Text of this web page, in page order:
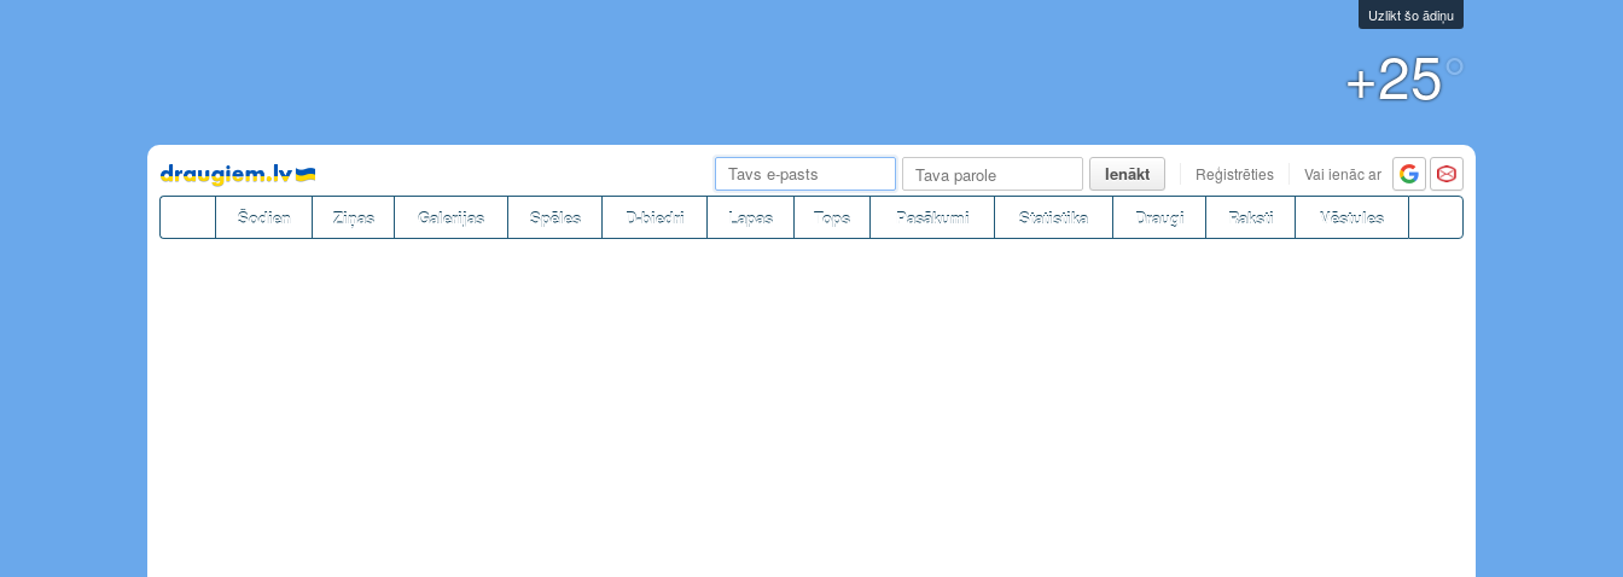
Uzlikt šo ādiņu
+25°
Pāriet
uz
saturu
Ienākt Reģistrēties Vai ienāc ar
Šodien Ziņas Galerijas Spēles D-biedri Lapas Tops Pasākumi Statistika Draugi Raksti Vēstules